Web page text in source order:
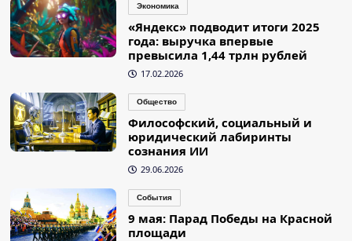
Экономика
«Яндекс» подводит итоги 2025
года: выручка впервые
превысила 1,44 трлн рублей
17.02.2026
Общество
Философский, социальный и
юридический лабиринты
сознания ИИ
29.06.2026
События
9 мая: Парад Победы на Красной
площади